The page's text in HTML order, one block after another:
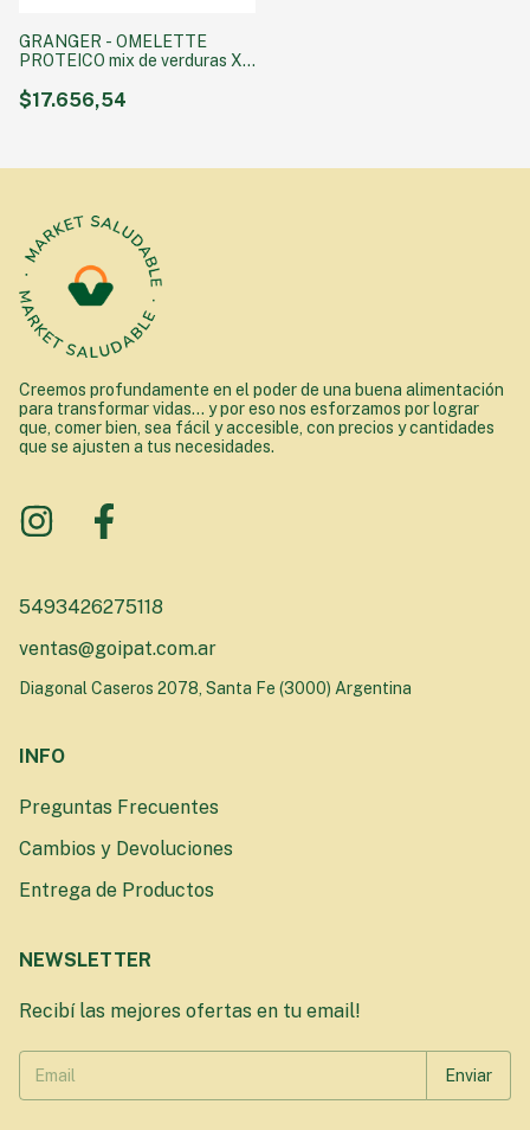
GRANGER - OMELETTE
PROTEICO mix de verduras X
$17.656,54
Creemos profundamente en el poder de una buena alimentación
para transformar vidas... y por eso nos esforzamos por lograr
que, comer bien, sea fácil y accesible, con precios y cantidades
que se ajusten a tus necesidades.
5493426275118
ventas@goipat.com.ar
Diagonal Caseros 2078, Santa Fe (3000) Argentina
INFO
Preguntas Frecuentes
Cambios y Devoluciones
Entrega de Productos
NEWSLETTER
Recibí las mejores ofertas en tu email!